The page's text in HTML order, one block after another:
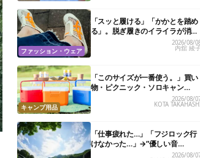
ファッション・ウェア
「スッと履ける」「かかとを踏め
る」。脱ぎ履きのイライラが消え
る快適“スニーカーサンダル”6選
2026/08/
内舘 綾
キャンプ用品
「このサイズが一番使う。」買い
物・ピクニック・ソロキャン
に“ちょうどいい”小型クーラーボ
ックス13選
2026/08/
KOTA
「仕事疲れた…」「フジロック行
けなかった…」→“優しい音
楽”と“大きな自然”で治癒。まだ間
2026/08/